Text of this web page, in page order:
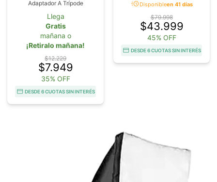
Adaptador A Trípode
Llega
Gratis
mañana o
¡Retiralo mañana!
$12.229
$7.949
35% OFF
DESDE 6 CUOTAS SIN INTERÉS
acuteDisponibleen 41 días
$79.998
$43.999
45% OFF
DESDE 6 CUOTAS SIN INTERÉS